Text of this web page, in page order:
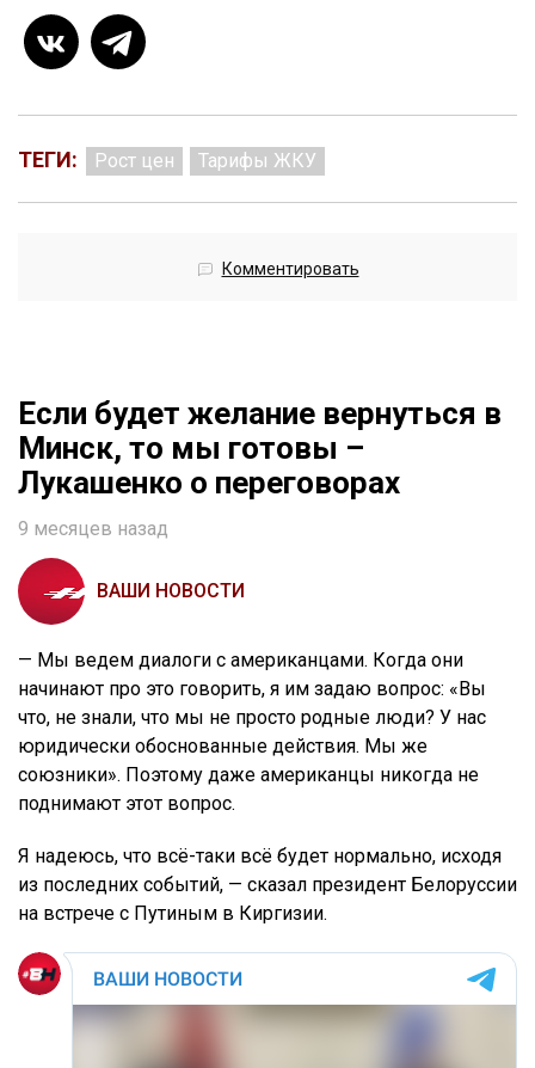
ТЕГИ: Рост цен Тарифы ЖКУ
Комментировать
Если будет желание вернуться в
Минск, то мы готовы –
Лукашенко о переговорах
9 месяцев назад
ВАШИ НОВОСТИ
— Мы ведем диалоги с американцами. Когда они
начинают про это говорить, я им задаю вопрос: «Вы
что, не знали, что мы не просто родные люди? У нас
юридически обоснованные действия. Мы же
союзники». Поэтому даже американцы никогда не
поднимают этот вопрос.
Я надеюсь, что всё-таки всё будет нормально, исходя
из последних событий, — сказал президент Белоруссии
на встрече с Путиным в Киргизии.